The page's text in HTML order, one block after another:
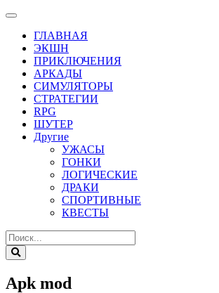
ГЛАВНАЯ
ЭКШН
ПРИКЛЮЧЕНИЯ
АРКАДЫ
СИМУЛЯТОРЫ
СТРАТЕГИИ
RPG
ШУТЕР
Другие
УЖАСЫ
ГОНКИ
ЛОГИЧЕСКИЕ
ДРАКИ
СПОРТИВНЫЕ
КВЕСТЫ
Apk mod